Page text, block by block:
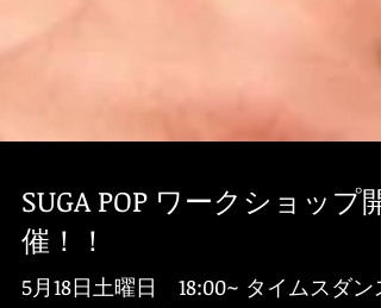
SUGA POP ワークショップ開
催！！